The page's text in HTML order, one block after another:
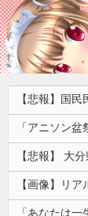
【悲報】 大